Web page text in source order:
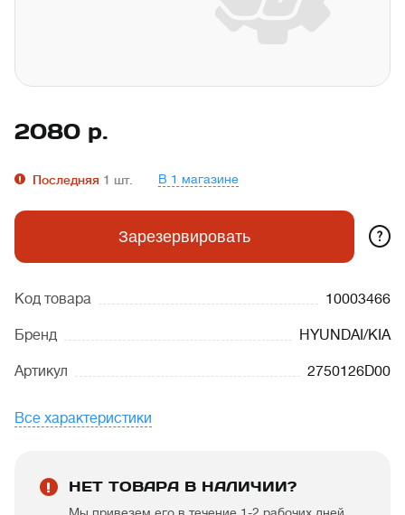
2080 р.
Последняя 1 шт. В 1 магазине
Зарезервировать ?
Код товара 10003466
Бренд HYUNDAI/KIA
Артикул 2750126D00
Все характеристики
НЕТ ТОВАРА В НАЛИЧИИ?